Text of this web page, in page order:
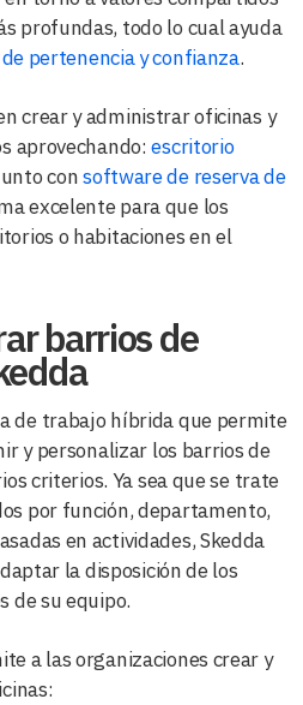
profundas, todo lo cual ayuda
pertenencia y confianza.
crear y administrar oficinas y
aprovechando:escritorio
consoftware de reserva de
excelente para que los
o habitaciones en el
barrios de
de trabajo híbrida que permite
y personalizar los barrios de
criterios. Ya sea que se trate
por función, departamento,
en actividades, Skedda
la disposición de los
de su equipo.
a las organizaciones crear y